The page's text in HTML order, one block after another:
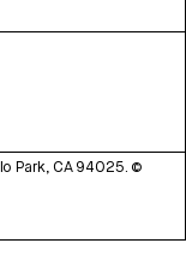
Park, CA 94025. ©